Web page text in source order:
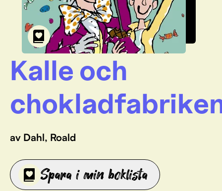
Kalle och
av Dahl, Roald
Spara i min boklista